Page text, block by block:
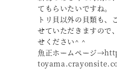
てもらいたいですね。
トリ貝以外の貝類も、
せていただきますので
せください^ ^
魚正ホームページ→